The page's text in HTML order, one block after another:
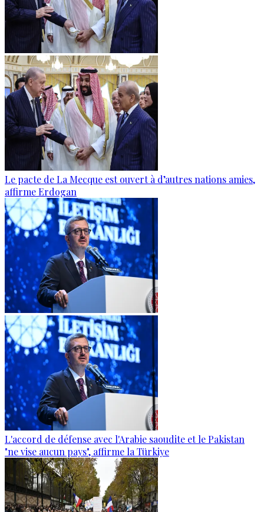
Le pacte de La Mecque est ouvert à d’autres nations amies,
affirme Erdogan
L'accord de défense avec l'Arabie saoudite et le Pakistan
"ne vise aucun pays", affirme la Türkiye